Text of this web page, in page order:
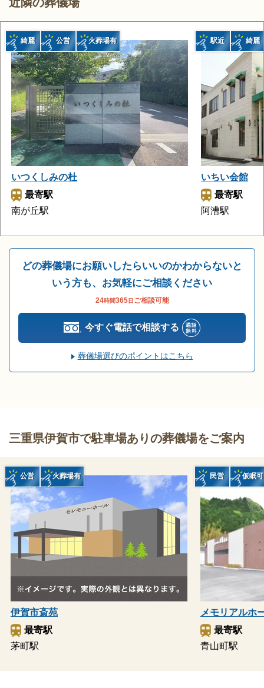
いつくしみの杜
最寄駅
南が丘駅
綺麗 公営 火葬場有
いちい会館
最寄駅
阿漕駅
駅近 綺麗
どの葬儀場にお願いしたらいいのかわからないと
いう方も、お気軽にご相談ください
24時間365日 ご相談可能
今すぐ電話で相談する
葬儀場選びのポイントはこちら
三重県伊賀市で駐車場ありの葬儀場をご案内
伊賀市斎苑
最寄駅
茅町駅
公営 火葬場有
メモリアル
最寄駅
青山町駅
民営 仮眠可